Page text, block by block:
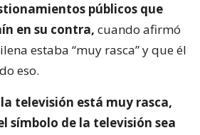
públicos que
en su contra, cuando afirmó
estaba “muy rasca” y que él
eso.
televisión está muy rasca,
símbolo de la televisión sea